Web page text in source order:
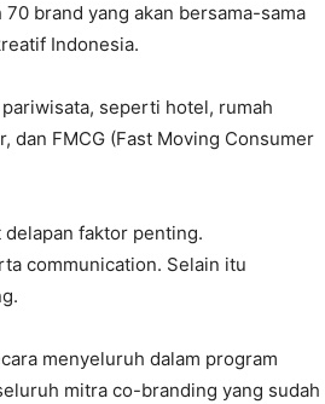
brand yang akan bersama-sama
Indonesia.
seperti hotel, rumah
dan FMCG (Fast Moving Consumer
faktor penting.
communication. Selain itu
menyeluruh dalam program
mitra co-branding yang sudah